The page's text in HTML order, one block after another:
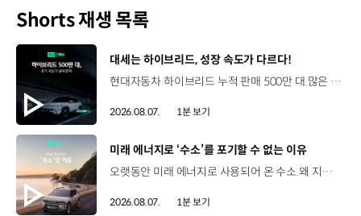
Shorts 재생 목록
[동영상]
대세는 하이브리드, 성장 속도가 다르다!
현대자동차 하이브리드 누적 판매 500만 대.많은 운전자들이 선택한 이유는 무엇일까요? 현대진행형 팟캐스트 EP.21에서 확인하세요.📻 #현대자동차그룹 #현대진행형 #모빌리티팟캐스트 #하이브리드 #연료 #미래모빌리티 #모빌리티
2026.08.07. 1분 보기
[동영상]
미래 에너지로 ‘수소’를 포기할 수 없는 이유
오랫동안 미래 에너지로 사용되어 온 수소.왜 지금까지도 중요한 선택지로 꼽힐까요? 현대진행형 팟캐스트 EP.21에서 확인하세요.📻 #현대자동차그룹 #현대진행형 #모빌리티팟캐스트 #수소전기차 #수소에너지 #연료 #미래모빌리티 #모빌리티
2026.08.07. 1분 보기